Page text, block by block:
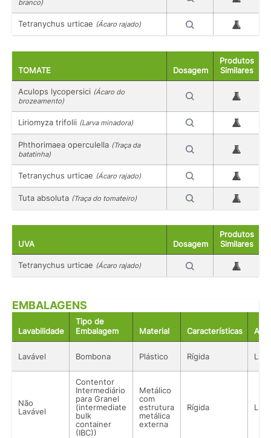
branco)
Tetranychus urticae (Ácaro rajado)
TOMATE Dosagem
Produtos
Similares
Aculops lycopersici (Ácaro do
brozeamento)
Liriomyza trifolii (Larva minadora)
Phthorimaea operculella (Traça da
batatinha)
Tetranychus urticae (Ácaro rajado)
Tuta absoluta (Traça do tomateiro)
UVA Dosagem
Produtos
Similares
Tetranychus urticae (Ácaro rajado)
EMBALAGENS
Lavabilidade
Tipo de
Embalagem
Material Características
Lavável Bombona Plástico Rígida
Não
Lavável
Contentor
Intermediário
para Granel
(intermediate
bulk
container
(IBC))
Metálico
com
estrutura
metálica
externa
Rígida